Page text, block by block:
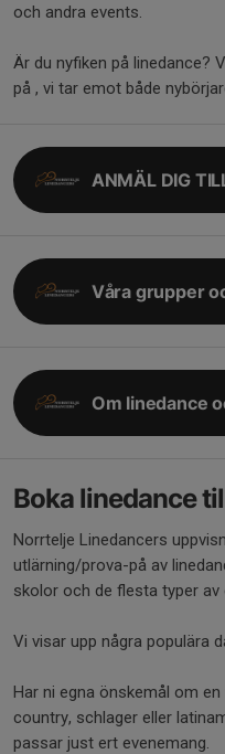
och andra events.
Är du nyfiken på linedance?
på , vi tar emot både
ANMÄL DIG
Våra grupper
Om linedance
Boka linedance
Norrtelje Linedancers
utlärning/prova-på av
skolor och de flesta typer av
Vi visar upp några populära
Har ni egna önskemål om
country, schlager eller
passar just ert evenemang.